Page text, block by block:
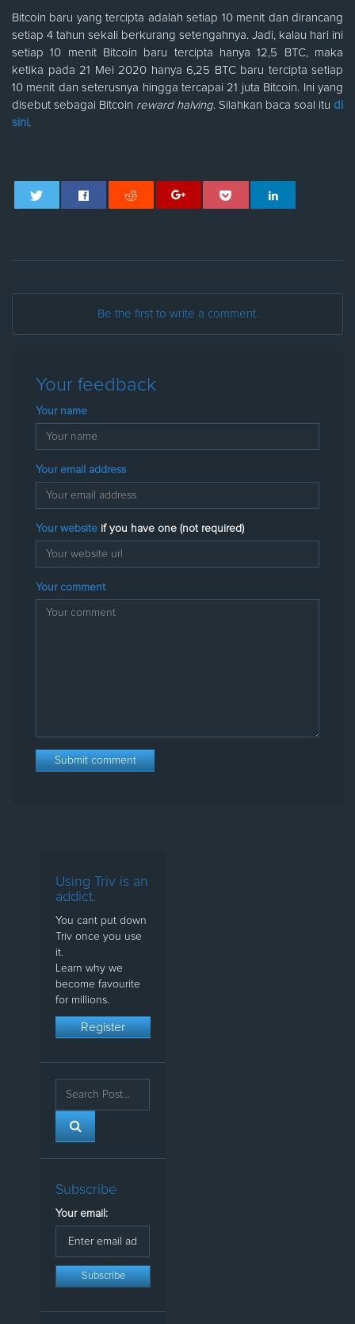
Bitcoin baru yang tercipta adalah setiap 10 menit dan dirancang
setiap 4 tahun sekali berkurang setengahnya. Jadi, kalau hari ini
setiap 10 menit Bitcoin baru tercipta hanya 12,5 BTC, maka
ketika pada 21 Mei 2020 hanya 6,25 BTC baru tercipta setiap
10 menit dan seterusnya hingga tercapai 21 juta Bitcoin. Ini yang
disebut sebagai Bitcoin reward halving. Silahkan baca soal itu di
sini.
Be the first to write a comment.
Your feedback
Your name
Your email address
Your website if you have one (not required)
Your comment
Using Triv is an
addict.
You cant put down
Triv once you use
it.
Learn why we
become favourite
for millions.
Register
Subscribe
Your email: